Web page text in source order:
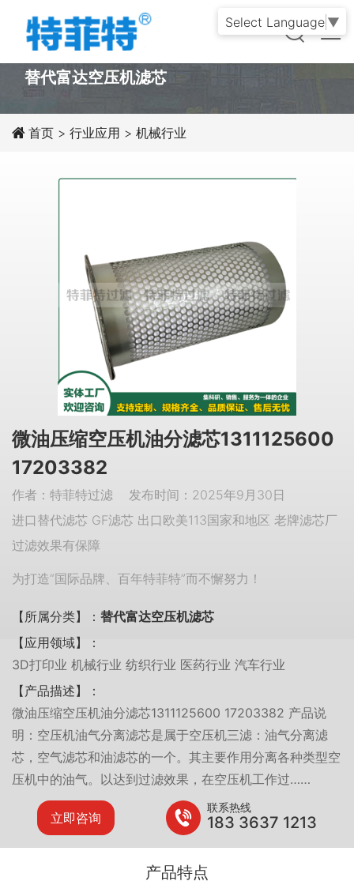
PRODUCT
替代富达空压机滤芯
首页 > 行业应用 > 机械行业
微油压缩空压机油分滤芯1311125600
17203382
作者：特菲特过滤 发布时间：2025年9月30日
进口替代滤芯 GF滤芯 出口欧美113国家和地区 老牌滤芯厂
过滤效果有保障
为打造“国际品牌、百年特菲特”而不懈努力！
【所属分类】： 替代富达空压机滤芯
【应用领域】：
3D打印业 机械行业 纺织行业 医药行业 汽车行业
【产品描述】：
微油压缩空压机油分滤芯1311125600 17203382 产品说
明：空压机油气分离滤芯是属于空压机三滤：油气分离滤
芯，空气滤芯和油滤芯的一个。其主要作用分离各种类型空
压机中的油气。以达到过滤效果，在空压机工作过……
立即咨询
联系热线
183 3637 1213
产品特点
Select Language ▼